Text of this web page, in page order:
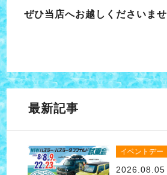
ぜひ当店へお越しくださいませ
最新記事
イベントデー
2026.08.05